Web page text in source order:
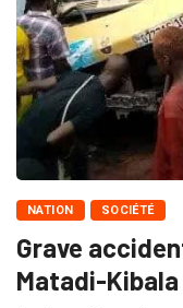
NATION SOCIÉTÉ
Grave
Matadi-